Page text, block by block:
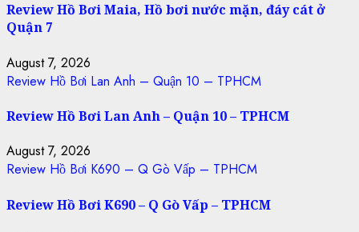
Review Hồ Bơi Maia, Hồ bơi nước mặn, đáy cát ở
Quận 7
August 7, 2026
Review Hồ Bơi Lan Anh – Quận 10 – TPHCM
Review Hồ Bơi Lan Anh – Quận 10 – TPHCM
August 7, 2026
Review Hồ Bơi K690 – Q Gò Vấp – TPHCM
Review Hồ Bơi K690 – Q Gò Vấp – TPHCM